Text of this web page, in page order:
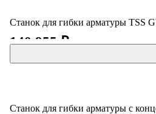
Станок для гибки арматуры TSS
140 955 ₽
Станок для гибки арматуры с